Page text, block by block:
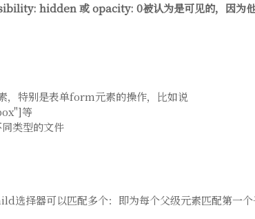
hidden 或 opacity: 0被认为是可见的，因为
特别是表单form元素的操作，比如说
等
类型的文件
选择器可以匹配多个：即为每个父级元素匹配第一个